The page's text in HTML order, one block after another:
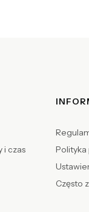
i czas
Często